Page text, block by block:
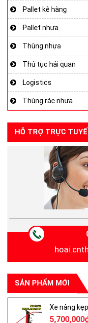
Pallet kê hàng
Pallet nhựa
Thùng nhựa
Thủ tục hải quan
Logistics
Thùng rác nhựa
HỖ TRỢ TRỰC
SẢN PHẨM MỚI
Xe nâng
5,700,000